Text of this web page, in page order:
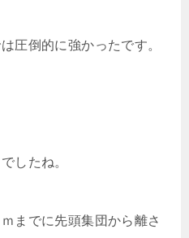
圧倒的に強かったです。
したね。
までに先頭集団から離さ